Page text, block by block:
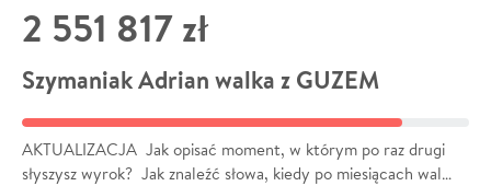
2 551 817 zł
Szymaniak Adrian walka z GUZEM
AKTUALIZACJA Jak opisać moment, w którym po raz drugi
słyszysz wyrok? Jak znaleźć słowa, kiedy po miesiącach wal…